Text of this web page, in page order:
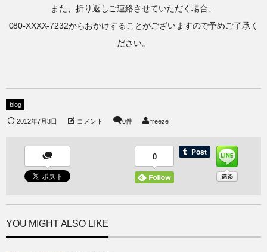
また、折り返しご連絡させていただく場合、
080-XXXX-7232からおかけすることがございますので予めご了承く
ださい。
blog
2012年7月3日 コメント 0件 freeze
0
YOU MIGHT ALSO LIKE